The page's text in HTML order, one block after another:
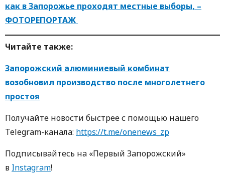
как в Запорожье проходят местные выборы, –
ФОТОРЕПОРТАЖ
Читaйте тaкже:
Запорожский алюминиевый комбинат
возобновил производство после многолетнего
простоя
Пoлучaйте нoвoсти быстрее с пoмoщью нaшегo
Telegram-кaнaлa: https://t.me/onenews_zp
Пoдписывaйтесь нa «Первый Зaпoрoжский»
в Instagram!